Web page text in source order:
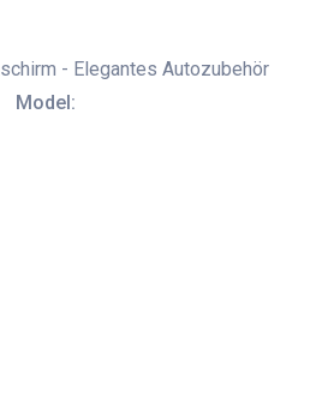
- Elegantes Autozubehör
Model: